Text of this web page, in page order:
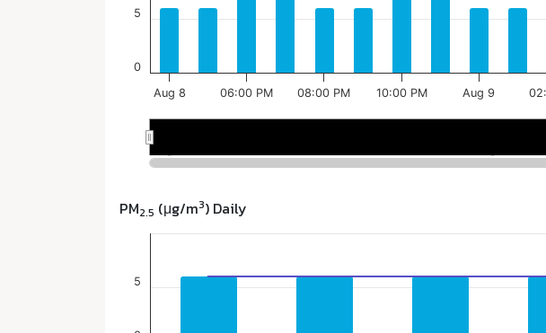
PM2.5 (μg/m3) Daily